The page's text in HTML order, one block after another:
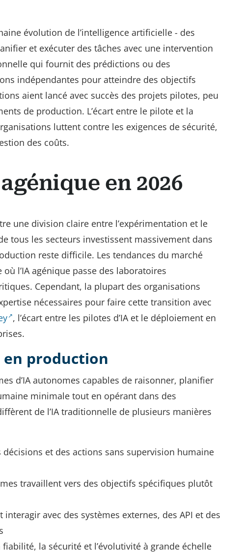
évolution de l’intelligence artificielle - des
et exécuter des tâches avec une intervention
qui fournit des prédictions ou des
indépendantes pour atteindre des objectifs
aient lancé avec succès des projets pilotes, peu
de production. L’écart entre le pilote et la
luttent contre les exigences de sécurité,
des coûts.
en 2026
une division claire entre l’expérimentation et le
tous les secteurs investissent massivement dans
reste difficile. Les tendances du marché
l’IA agénique passe des laboratoires
Cependant, la plupart des organisations
nécessaires pour faire cette transition avec
, l’écart entre les pilotes d’IA et le déploiement en
en production
d’IA autonomes capables de raisonner, planifier
minimale tout en opérant dans des
de l’IA traditionnelle de plusieurs manières
décisions et des actions sans supervision humaine
travaillent vers des objectifs spécifiques plutôt
interagir avec des systèmes externes, des API et des
la sécurité et l’évolutivité à grande échelle